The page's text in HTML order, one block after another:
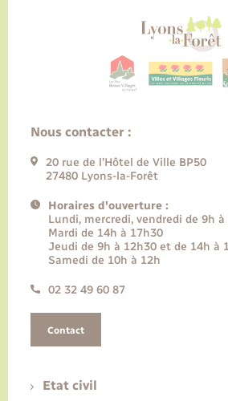
Nous contacter :
20 rue de l’Hôtel de Ville BP50
27480 Lyons-la-Forêt
Horaires d'ouverture :
Lundi, mercredi, vendredi de 9h à
Mardi de 14h à 17h30
Jeudi de 9h à 12h30 et de 14h à
Samedi de 10h à 12h
02 32 49 60 87
Contact
Etat civil